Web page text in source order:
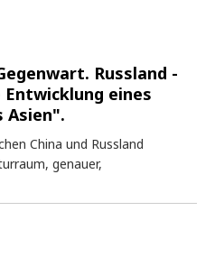
Russland -
Entwicklung eines
Asien".
China und Russland
genauer,